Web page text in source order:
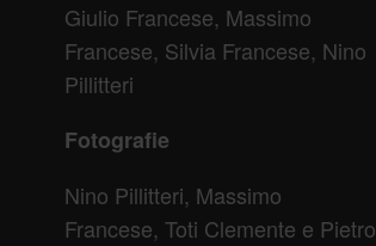
Giulio Francese, Massimo
Francese, Silvia Francese, Nino
Pillitteri
Fotografie
Nino Pillitteri, Massimo
Francese, Toti Clemente e Pietro